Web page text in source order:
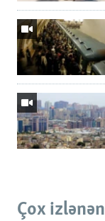
Çox izlənən